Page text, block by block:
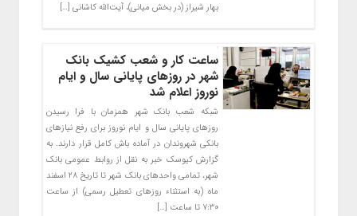
بهار شیراز (در بخش میانی)، آیت‌الله کاشانی […]
ساعت کار و شعب کشیک بانک
شهر در روزهای پایانی سال و ایام
نوروز اعلام شد
شبکه شعب بانک شهر همزمان با فرا رسیدن
روزهای پایانی سال و ایام نوروز برای رفع نیازهای
بانکی شهروندان در آماده باش کامل قرار دارند. به
گزارش کیوسک خبر به نقل از روابط عمومی بانک
شهر، تمامی واحدهای بانک شهر تا تاریخ ۲۸ اسفند
ماه (به استثناء روزهای تعطیل رسمی) از ساعت
۷:۳۰ تا ساعت […]